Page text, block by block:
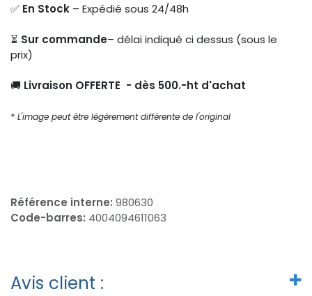
✅ En Stock – Expédié sous 24/48h
⏳ Sur commande– délai indiqué ci dessus (sous le
prix)
🚚 Livraison OFFERTE - dès 500.-ht d'achat
* L'image peut être légèrement différente de l'original
Référence interne: 980630
Code-barres: 4004094611063
Avis client :